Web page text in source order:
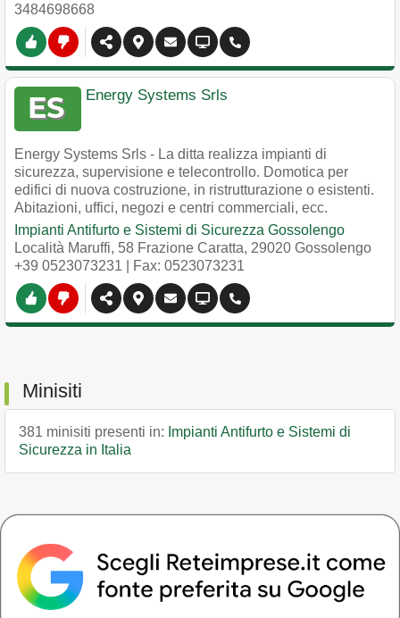
3484698668
Energy Systems Srls
Energy Systems Srls - La ditta realizza impianti di
sicurezza, supervisione e telecontrollo. Domotica per
edifici di nuova costruzione, in ristrutturazione o esistenti.
Abitazioni, uffici, negozi e centri commerciali, ecc.
Impianti Antifurto e Sistemi di Sicurezza Gossolengo
Località Maruffi, 58 Frazione Caratta, 29020 Gossolengo
+39 0523073231 | Fax: 0523073231
Minisiti
381 minisiti presenti in: Impianti Antifurto e Sistemi di
Sicurezza in Italia